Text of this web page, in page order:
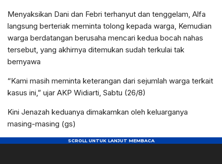
Menyaksikan Dani dan Febri terhanyut dan tenggelam, Alfa
langsung berteriak meminta tolong kepada warga, Kemudian
warga berdatangan berusaha mencari kedua bocah nahas
tersebut, yang akhirnya ditemukan sudah terkulai tak
bernyawa
“Kami masih meminta keterangan dari sejumlah warga terkait
kasus ini,” ujar AKP Widiarti, Sabtu (26/8)
Kini Jenazah keduanya dimakamkan oleh keluarganya
masing-masing (gs)